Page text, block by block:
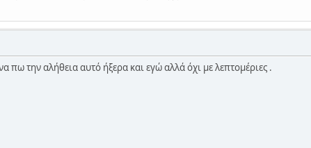
την αλήθεια αυτό ήξερα και εγώ αλλά όχι με λεπτομέριες .